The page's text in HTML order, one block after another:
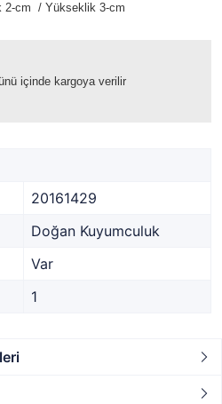
2-cm / Yükseklik 3-cm
içinde kargoya verilir
20161429
Doğan Kuyumculuk
Var
1